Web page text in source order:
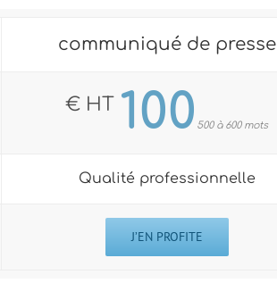
communiqué de presse
€ HT 100 500 à 600 mots
Qualité professionnelle
J’EN PROFITE